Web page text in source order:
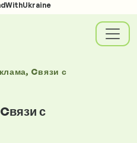
Cвязи с
с